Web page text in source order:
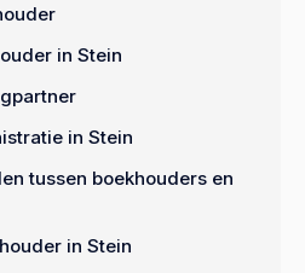
in Stein
in Stein
tussen boekhouders en
in Stein